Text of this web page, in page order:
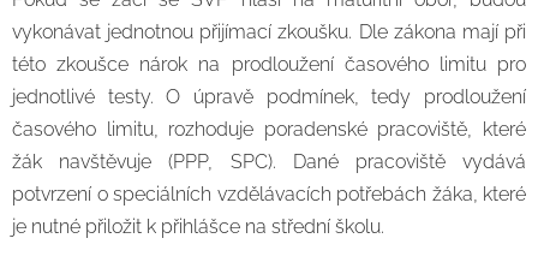
vykonávat jednotnou přijímací zkoušku. Dle zákona mají při
této zkoušce nárok na prodloužení časového limitu pro
jednotlivé testy. O úpravě podmínek, tedy prodloužení
časového limitu, rozhoduje poradenské pracoviště, které
žák navštěvuje (PPP, SPC). Dané pracoviště vydává
potvrzení o speciálních vzdělávacích potřebách žáka, které
je nutné přiložit k přihlášce na střední školu.